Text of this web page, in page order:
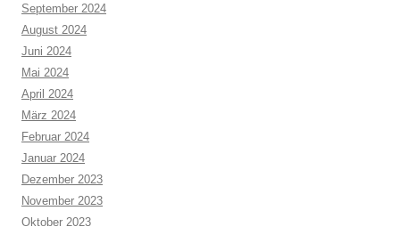
September 2024
August 2024
Juni 2024
Mai 2024
April 2024
März 2024
Februar 2024
Januar 2024
Dezember 2023
November 2023
Oktober 2023